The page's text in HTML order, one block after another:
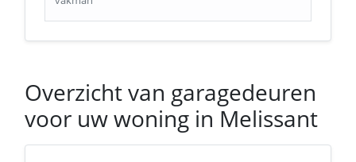
Overzicht van garagedeuren
voor uw woning in Melissant